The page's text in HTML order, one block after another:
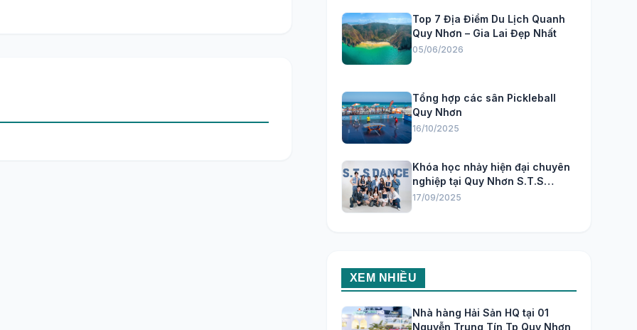
Top 7 Địa Điểm Du Lịch Quanh
Quy Nhơn – Gia Lai Đẹp Nhất
05/06/2026
Tổng hợp các sân Pickleball
Quy Nhơn
16/10/2025
Khóa học nhảy hiện đại chuyên
nghiệp tại Quy Nhơn S.T.S
Dance Studio
17/09/2025
XEM NHIỀU
Nhà hàng Hải Sản HQ tại 01
Nguyễn Trung Tín,Tp Quy Nhơn